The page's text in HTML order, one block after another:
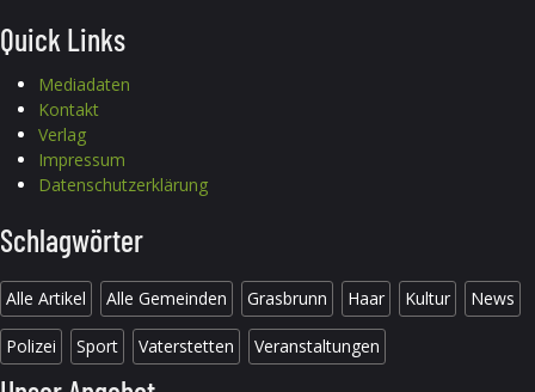
Quick Links
Mediadaten
Kontakt
Verlag
Impressum
Datenschutzerklärung
Schlagwörter
Alle Artikel Alle Gemeinden Grasbrunn Haar Kultur News
Polizei Sport Vaterstetten Veranstaltungen